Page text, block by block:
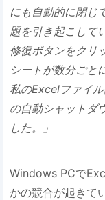
にも自動的に閉じ
題を引き起こして
修復ボタンをクリ
シートが数分ごと
私のExcelファイ
の自動シャットダ
した。」
Windows PCで
かの競合が起きて